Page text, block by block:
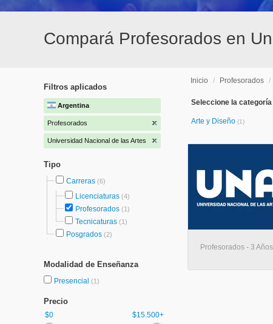
Compará Profesorados en
Filtros aplicados
Argentina
Profesorados
Universidad Nacional de las Artes
Tipo
Carreras (6)
Licenciaturas (4)
Profesorados (1)
Tecnicaturas (1)
Posgrados (2)
Modalidad de Enseñanza
Presencial (1)
Precio
$0 $15.500+
Inicio / Profesorados /
Seleccione la categoría
Arte y Diseño (1)
Profesorados - 3